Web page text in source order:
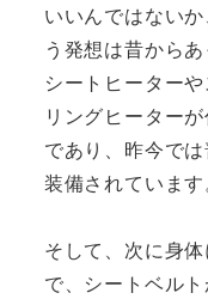
いいんではない
う発想は昔からあ
シートヒーター
リングヒーター
であり、昨今で
装備されています
そして、次に身
で、シートベル